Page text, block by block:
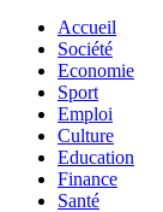
Accueil
Société
Economie
Sport
Emploi
Culture
Education
Finance
Santé